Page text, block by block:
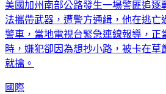
美國加州南部公路發生一場警匪追逐
法攜帶武器，遭警方通緝，他在逃亡
警車，當地電視台緊急連線報導，正
時，嫌犯卻因為想抄小路，被卡在草
就擒。
國際